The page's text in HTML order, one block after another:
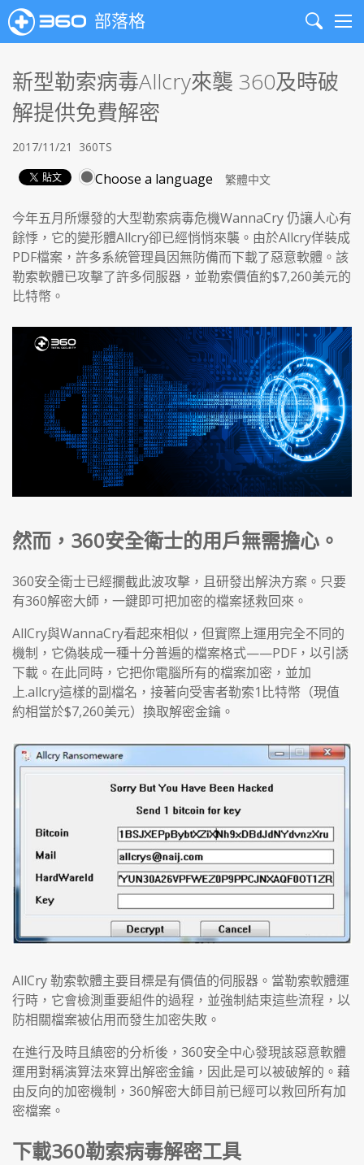
部落格
Search
新型勒索病毒Allcry來襲 360及時破
解提供免費解密
2017/11/21 360TS
Choose a language
今年五月所爆發的大型勒索病毒危機WannaCry 仍讓人心有
餘悸，它的變形體Allcry卻已經悄悄來襲。由於Allcry佯裝成
PDF檔案，許多系統管理員因無防備而下載了惡意軟體。該
勒索軟體已攻擊了許多伺服器，並勒索價值約$7,260美元的
比特幣。
然而，360安全衛士的用戶無需擔心。
360安全衛士已經攔截此波攻擊，且研發出解決方案。只要
有360解密大師，一鍵即可把加密的檔案拯救回來。
AllCry與WannaCry看起來相似，但實際上運用完全不同的
機制，它偽裝成一種十分普遍的檔案格式——PDF，以引誘
下載。在此同時，它把你電腦所有的檔案加密，並加
上.allcry這樣的副檔名，接著向受害者勒索1比特幣（現值
約相當於$7,260美元）換取解密金鑰。
AllCry 勒索軟體主要目標是有價值的伺服器。當勒索軟體運
行時，它會檢測重要組件的過程，並強制結束這些流程，以
防相關檔案被佔用而發生加密失敗。
在進行及時且縝密的分析後，360安全中心發現該惡意軟體
運用對稱演算法來算出解密金鑰，因此是可以被破解的。藉
由反向的加密機制，360解密大師目前已經可以救回所有加
密檔案。
下載360勒索病毒解密工具